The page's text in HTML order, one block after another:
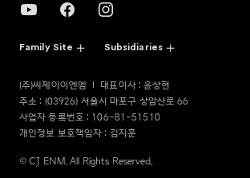
Family Site Subsidiaries
(주)씨제이이엔엠
대표이사 : 윤상현
주소 : (03926) 서울시 마포구 상암산로 66
사업자 등록번호 : 106-81-51510
개인정보 보호책임자 : 김지훈
© CJ ENM. All Rights Reserved.